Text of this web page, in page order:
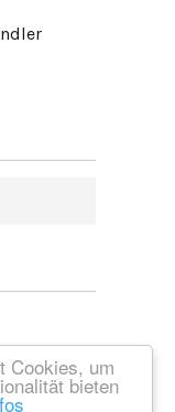
Cookies, um
bieten